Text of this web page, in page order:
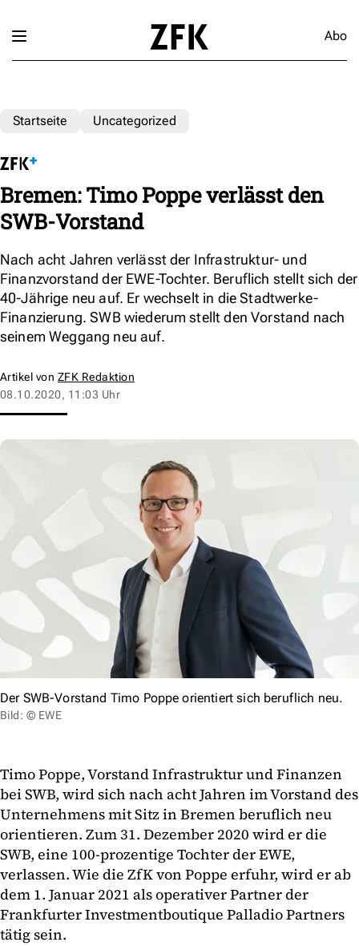
Abo
Startseite Uncategorized
Bremen: Timo Poppe verlässt den
SWB-Vorstand
Nach acht Jahren verlässt der Infrastruktur- und
Finanzvorstand der EWE-Tochter. Beruflich stellt sich der
40-Jährige neu auf. Er wechselt in die Stadtwerke-
Finanzierung. SWB wiederum stellt den Vorstand nach
seinem Weggang neu auf.
Artikel von ZFK Redaktion
08.10.2020, 11:03 Uhr
Der SWB-Vorstand Timo Poppe orientiert sich beruflich neu.
Bild: © EWE
Timo Poppe, Vorstand Infrastruktur und Finanzen
bei SWB, wird sich nach acht Jahren im Vorstand des
Unternehmens mit Sitz in Bremen beruflich neu
orientieren. Zum 31. Dezember 2020 wird er die
SWB, eine 100-prozentige Tochter der EWE,
verlassen. Wie die ZfK von Poppe erfuhr, wird er ab
dem 1. Januar 2021 als operativer Partner der
Frankfurter Investmentboutique Palladio Partners
tätig sein.